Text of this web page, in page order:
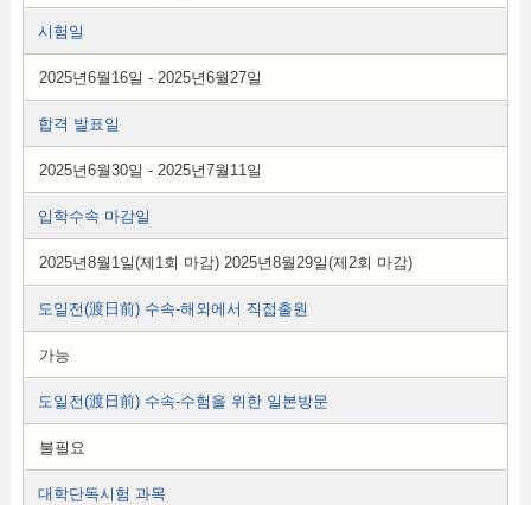
시험일
2025년6월16일 - 2025년6월27일
합격 발표일
2025년6월30일 - 2025년7월11일
입학수속 마감일
2025년8월1일(제1회 마감) 2025년8월29일(제2회 마감)
도일전(渡日前) 수속-해외에서 직접출원
가능
도일전(渡日前) 수속-수험을 위한 일본방문
불필요
대학단독시험 과목